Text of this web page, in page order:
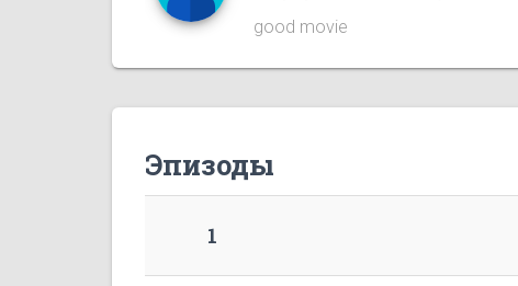
good movie
Эпизоды
1